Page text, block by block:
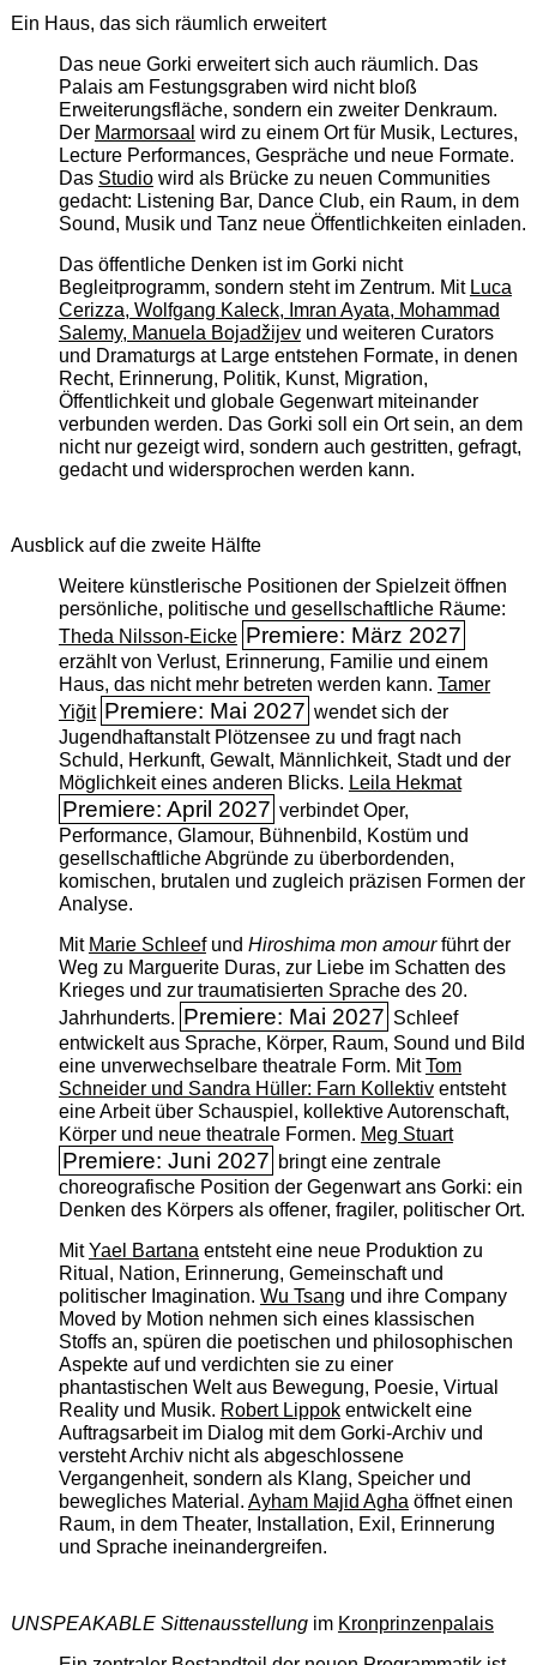
Ein Haus, das sich räumlich erweitert
Das neue Gorki erweitert sich auch räumlich. Das
Palais am Festungsgraben wird nicht bloß
Erweiterungsfläche, sondern ein zweiter Denkraum.
Der Marmorsaal wird zu einem Ort für Musik, Lectures,
Lecture Performances, Gespräche und neue Formate.
Das Studiowird als Brücke zu neuen Communities
gedacht: Listening Bar, Dance Club, ein Raum, in dem
Sound, Musik und Tanz neue Öffentlichkeiten einladen.
Das öffentliche Denken ist im Gorki nicht
Begleitprogramm, sondern steht im Zentrum. Mit Luca
Cerizza, Wolfgang Kaleck, Imran Ayata, Mohammad
Salemy, Manuela Bojadžijevund weiteren Curators
und Dramaturgs at Large entstehen Formate, in denen
Recht, Erinnerung, Politik, Kunst, Migration,
Öffentlichkeit und globale Gegenwart miteinander
verbunden werden. Das Gorki soll ein Ort sein, an dem
nicht nur gezeigt wird, sondern auch gestritten, gefragt,
gedacht und widersprochen werden kann.
Ausblick auf die zweite Hälfte
Weitere künstlerische Positionen der Spielzeit öffnen
persönliche, politische und gesellschaftliche Räume:
Theda Nilsson-Eicke Premiere: März 2027
erzählt von Verlust, Erinnerung, Familie und einem
Haus, das nicht mehr betreten werden kann. Tamer
Yiğit Premiere: Mai 2027 wendet sich der
Jugendhaftanstalt Plötzensee zu und fragt nach
Schuld, Herkunft, Gewalt, Männlichkeit, Stadt und der
Möglichkeit eines anderen Blicks. Leila Hekmat
Premiere: April 2027 verbindet Oper,
Performance, Glamour, Bühnenbild, Kostüm und
gesellschaftliche Abgründe zu überbordenden,
komischen, brutalen und zugleich präzisen Formen der
Analyse.
Mit Marie Schleefund Hiroshima mon amourführt der
Weg zu Marguerite Duras, zur Liebe im Schatten des
Krieges und zur traumatisierten Sprache des 20.
Jahrhunderts. Premiere: Mai 2027 Schleef
entwickelt aus Sprache, Körper, Raum, Sound und Bild
eine unverwechselbare theatrale Form. MitTom
Schneider und Sandra Hüller: Farn Kollektiventsteht
eine Arbeit über Schauspiel, kollektive Autorenschaft,
Körper und neue theatrale Formen. Meg Stuart
Premiere: Juni 2027 bringt eine zentrale
choreografische Position der Gegenwart ans Gorki: ein
Denken des Körpers als offener, fragiler, politischer Ort.
MitYael Bartanaentsteht eine neue Produktion zu
Ritual, Nation, Erinnerung, Gemeinschaft und
politischer Imagination. Wu Tsang und ihre Company
Moved by Motion nehmen sich eines klassischen
Stoffs an, spüren die poetischen und philosophischen
Aspekte auf und verdichten sie zu einer
phantastischen Welt aus Bewegung, Poesie, Virtual
Reality und Musik. Robert Lippokentwickelt eine
Auftragsarbeit im Dialog mit dem Gorki-Archiv und
versteht Archiv nicht als abgeschlossene
Vergangenheit, sondern als Klang, Speicher und
bewegliches Material. Ayham Majid Aghaöffnet einen
Raum, in dem Theater, Installation, Exil, Erinnerung
und Sprache ineinandergreifen.
UNSPEAKABLE Sittenausstellungim Kronprinzenpalais